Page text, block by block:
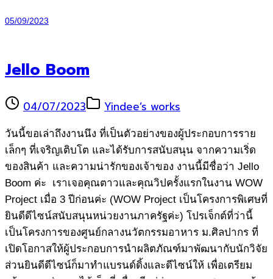
05/09/2023
Jello Boom
04/07/2023 Yindee’s works
วันนี้ขอเล่าถึงงานนึง ที่เป็นตัวอย่างของผู้ประกอบการราย
เล็กๆ ที่เจริญเติบโต และได้รับการสนับสนุน จากความเริ่ด
ของสินค้า และความน่ารักของเจ้าของ งานนี้มีชื่อว่า Jello
Boom ค่ะ เราเจอคุณตาวและคุณวิปครั้งแรกในงาน WOW
Project เมื่อ 3 ปีก่อนค่ะ (WOW Project เป็นโครงการพิเศษที่
ยินดีดีไซน์สนับสนุนหน่วยงานภาครัฐค่ะ) โปรเจ็กต์ที่ว่านี้
เป็นโครงการของศูนย์กลางนวัตกรรมอาหาร ม.ศิลปากร ที่
เปิดโอกาสให้ผู้ประกอบการนำผลิตภัณฑ์มาพัฒนากับนักวิจัย
ส่วนยินดีดีไซน์ก็มาทำแบรนด์ดิ้งและดีไซน์ให้ เพื่อเตรียม